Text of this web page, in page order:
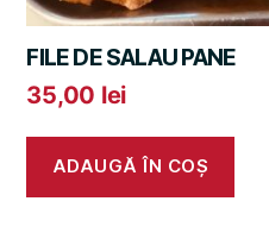
FILE DE SALAU PANE
35,00 lei
ADAUGĂ ÎN COȘ